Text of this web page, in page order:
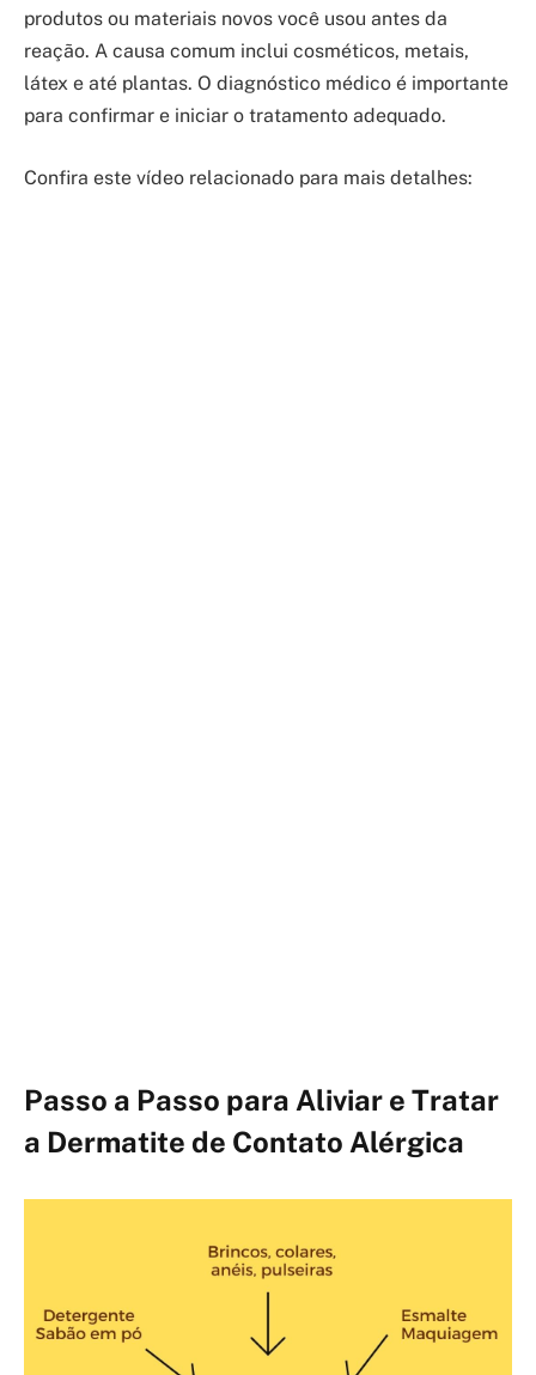
produtos ou materiais novos você usou antes da
reação. A causa comum inclui cosméticos, metais,
látex e até plantas. O diagnóstico médico é importante
para confirmar e iniciar o tratamento adequado.
Confira este vídeo relacionado para mais detalhes:
Passo a Passo para Aliviar e Tratar
a Dermatite de Contato Alérgica